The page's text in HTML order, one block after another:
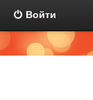
Войти